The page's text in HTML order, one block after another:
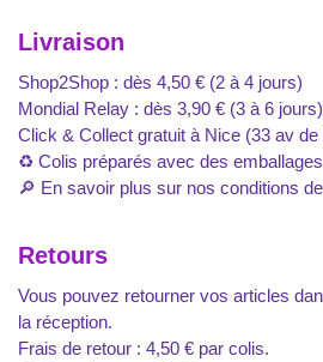
Livraison
Shop2Shop : dès 4,50 € (2 à 4 jours)
Mondial Relay : dès 3,90 € (3 à 6 jours)
Click & Collect gratuit à Nice (33 av de
♻️ Colis préparés avec des
🔎 En savoir plus sur nos conditions
Retours
Vous pouvez retourner vos articles
la réception.
Frais de retour : 4,50 € par colis.